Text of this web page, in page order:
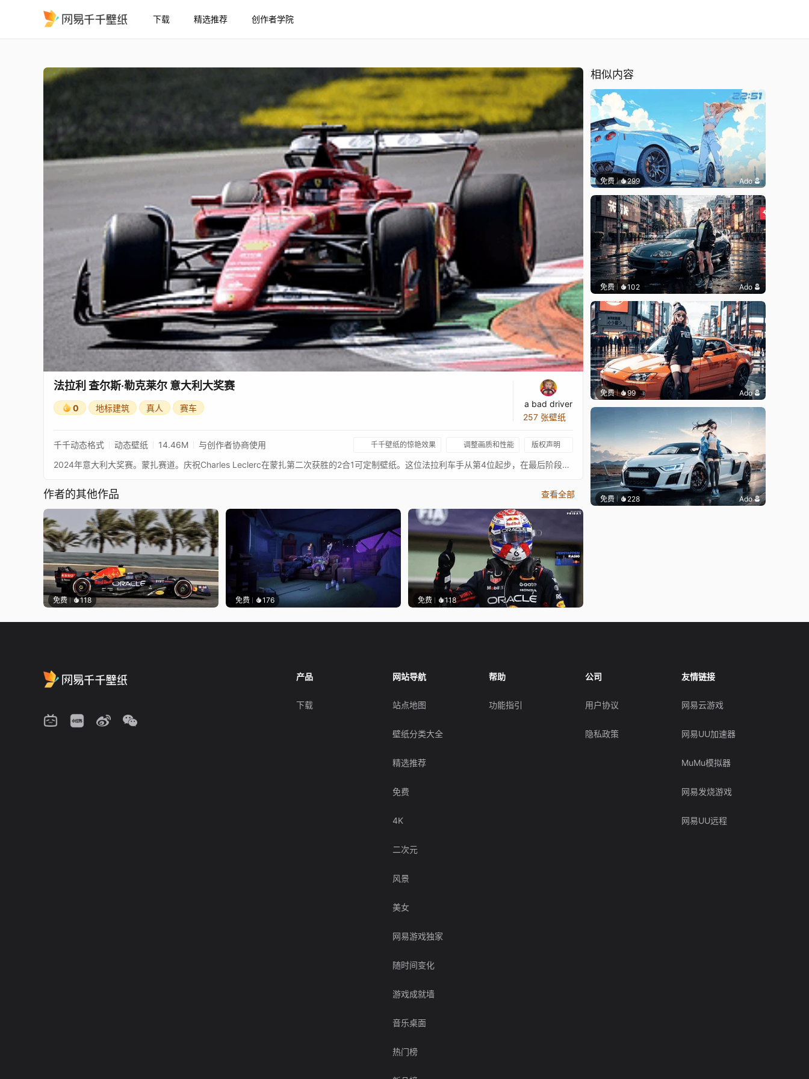
下载 精选推荐 创作者学院
法拉利 查尔斯·勒克莱尔 意大利大奖赛
0 地标建筑 真人 赛车
a bad driver
257 张壁纸
千千动态格式 动态壁纸 14.46M 与创作者协商使用 千千壁纸的惊艳效果 调整画质和性能 版权声明
2024年意大利大奖赛。蒙扎赛道。庆祝Charles Leclerc在蒙扎第二次获胜的2合1可定制壁纸。这位法拉利车手从第4位起步，在最后阶段取得领先，使用一套硬胎跑了38圈。2560x1440。可从以下两张蒙特内哥罗车手在蒙扎的照片中选择：* FP1（非互动）* 大奖赛（互动）包含可定制设置、效果和可选时钟。包含比赛中的不同音频片段。点击音频图标播放。包含法拉利红主题色预设（#ff2800）。Leclerc四周年（12张照片） SF-24迈阿密涂装（2合1壁纸） Charles Leclerc - 蒙扎杆位（4k） Charles Leclerc - 巴林大奖赛胜利姿势（4k） Charles Leclerc - 巴林大奖赛终点线（4k） Charles Leclerc - F1-75在菲奥拉诺（1440） Charles Leclerc - SF71H在菲奥拉诺（4k） 法拉利车队照片 - 2022年IMOLA（4k） 我的一级方程式壁纸合集
作者的其他作品 查看全部
免费 118 免费 176 免费 118
相似内容
免费 299 Ado
免费 102 Ado
免费 99 Ado
免费 228 Ado
产品
下载
网站导航
站点地图
壁纸分类大全
精选推荐
免费
4K
二次元
风景
美女
网易游戏独家
随时间变化
游戏成就墙
音乐桌面
热门榜
帮助
功能指引
公司
用户协议
隐私政策
友情链接
网易云游戏
网易UU加速器
MuMu模拟器
网易发烧游戏
网易UU远程